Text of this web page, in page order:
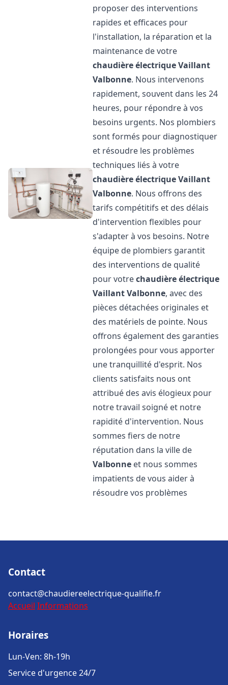
proposer des interventions
rapides et efficaces pour
l'installation, la réparation et la
maintenance de votre
chaudière électrique Vaillant
Valbonne. Nous intervenons
rapidement, souvent dans les 24
heures, pour répondre à vos
besoins urgents. Nos plombiers
sont formés pour diagnostiquer
et résoudre les problèmes
techniques liés à votre
chaudière électrique Vaillant
Valbonne. Nous offrons des
tarifs compétitifs et des délais
d'intervention flexibles pour
s'adapter à vos besoins. Notre
équipe de plombiers garantit
des interventions de qualité
pour votrechaudière électrique
VaillantValbonne, avec des
pièces détachées originales et
des matériels de pointe. Nous
offrons également des garanties
prolongées pour vous apporter
une tranquillité d'esprit. Nos
clients satisfaits nous ont
attribué des avis élogieux pour
notre travail soigné et notre
rapidité d'intervention. Nous
sommes fiers de notre
réputation dans la ville de
Valbonne et nous sommes
impatients de vous aider à
résoudre vos problèmes
Contact
contact@chaudiereelectrique-qualifie.fr
Accueil Informations
Horaires
Lun-Ven: 8h-19h
Service d'urgence 24/7